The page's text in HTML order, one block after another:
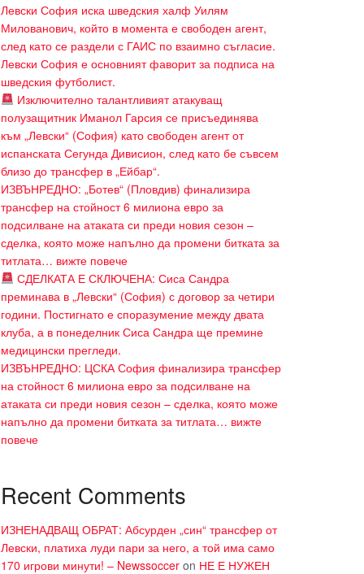
Левски София иска шведския халф Уилям
Милованович, който в момента е свободен агент,
след като се раздели с ГАИС по взаимно съгласие.
Левски София е основният фаворит за подписа на
шведския футболист.
Изключително талантливият атакуващ
полузащитник Иманол Гарсия се присъединява
към „Левски“ (София) като свободен агент от
испанската Сегунда Дивисион, след като бе съвсем
близо до трансфер в „Ейбар“.
ИЗВЪНРЕДНО: „Ботев“ (Пловдив) финализира
трансфер на стойност 6 милиона евро за
подсилване на атаката си преди новия сезон –
сделка, която може напълно да промени битката за
титлата… вижте повече
СДЕЛКАТА Е СКЛЮЧЕНА: Сиса Сандра
преминава в „Левски“ (София) с договор за четири
години. Постигнато е споразумение между двата
клуба, а в понеделник Сиса Сандра ще премине
медицински прегледи.
ИЗВЪНРЕДНО: ЦСКА София финализира трансфер
на стойност 6 милиона евро за подсилване на
атаката си преди новия сезон – сделка, която може
напълно да промени битката за титлата… вижте
повече
Recent Comments
ИЗНЕНАДВАЩ ОБРАТ: Абсурден „син“ трансфер от
Левски, платиха луди пари за него, а той има само
170 игрови минути! – Newssoccer on НЕ Е НУЖЕН